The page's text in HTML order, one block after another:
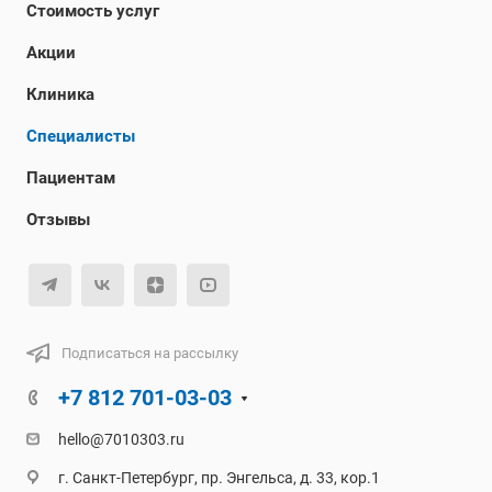
Стоимость услуг
Акции
Клиника
Специалисты
Пациентам
Отзывы
Подписаться на рассылку
+7 812 701-03-03
hello@7010303.ru
г. Санкт-Петербург, пр. Энгельса, д. 33, кор.1